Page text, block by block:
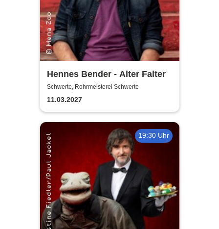
Hennes Bender - Alter Falter
Schwerte, Rohrmeisterei Schwerte
11.03.2027
19:30 Uhr